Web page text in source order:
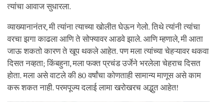
त्यांचा आवाज सुधारला.
व्याख्यानानंतर, मी त्यांना त्याच्या खोलीत घेऊन गेलो. तिथे त्यांनी त्यांचा
वरचा झगा काढला आणि ते सोफ्यावर आडवे झाले. आणि म्हणाले, मी आता
जाऊ शकतो कारण ते खूप थकले आहेत. पण मला त्यांच्या चेहऱ्यावर थकवा
दिसत नव्हता; किंबहुना, मला फक्त प्रचंड उर्जेने भरलेला चेहराच दिसत
होता. मला असे वाटले की 80 वर्षांचा कोणताही सामान्य माणूस असे काम
करू शकत नाही. परमपूज्य दलाई लामा खरोखरच अद्भुत आहेत!